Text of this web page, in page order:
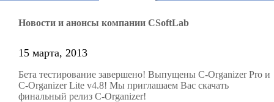
Новости и анонсы компании CSoftLab
15 марта, 2013
Бета тестирование завершено! Выпущены C-Organizer Pro и
C-Organizer Lite v4.8! Мы приглашаем Вас скачать
финальный релиз C-Organizer!